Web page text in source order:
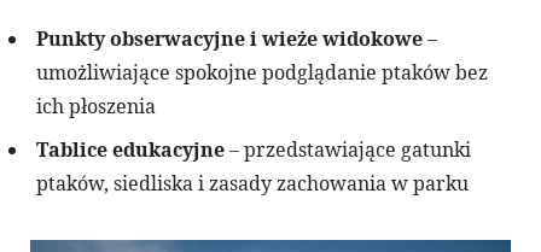
Punkty obserwacyjne i wieże widokowe–
umożliwiające spokojne podglądanie ptaków bez
ich płoszenia
Tablice edukacyjne– przedstawiające gatunki
ptaków, siedliska i zasady zachowania w parku